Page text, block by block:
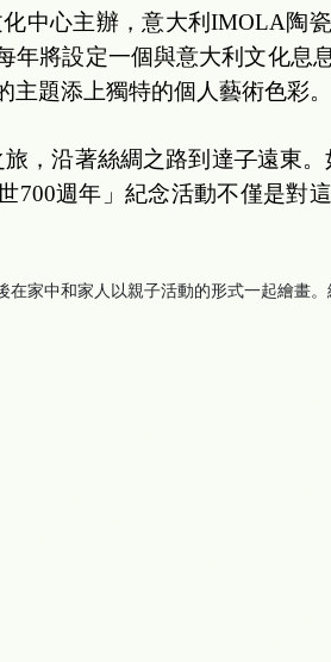
中心主辦，意大利IMOLA陶
將設定一個與意大利文化息
題添上獨特的個人藝術色彩。
，沿著絲綢之路到達了遠東。
700週年」紀念活動不僅是對
家中和家人以親子活動的形式一起繪畫